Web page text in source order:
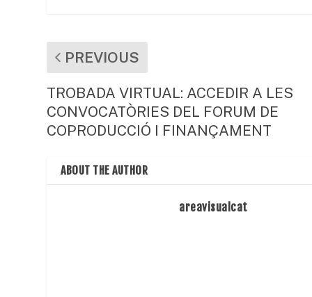
PREVIOUS
TROBADA VIRTUAL: ACCEDIR A LES
CONVOCATÒRIES DEL FORUM DE
COPRODUCCIÓ I FINANÇAMENT
ABOUT THE AUTHOR
areavisualcat